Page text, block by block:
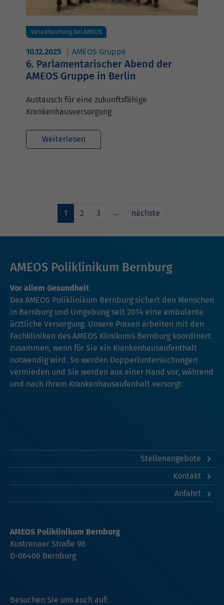
Verantwortung bei AMEOS
10.12.2025 AMEOS Gruppe
6. Parlamentarischer Abend der
AMEOS Gruppe in Berlin
Austausch für eine zukunftsfähige
Krankenhausversorgung
Weiterlesen
1 2 3 … nächste
AMEOS Poliklinikum Bernburg
Vor allem Gesundheit
Das AMEOS Poliklinikum Bernburg sichert den Menschen
in Bernburg und Umgebung seit 2014 eine ambulante
ärztliche Versorgung. Unsere Praxen arbeiten mit den
Fachkliniken des AMEOS Klinikums Bernburg koordinert
zusammen, wenn für Sie ein Krankenhausaufenthalt
notwendig wird. So werden Dopperluntersuchungen
vermieden und Sie werden aus einer Hand vor, während
und nach Ihrem Krankenhausaufenhalt versorgt.
Stellenangebote
Kontakt
Anfahrt
Besuchen Sie uns auch auf:
AMEOS Poliklinikum Bernburg
Kustrenaer Straße 98
D-06406 Bernburg